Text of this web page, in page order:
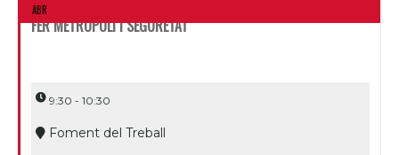
ABR
FER METRÒPOLI I SEGURETAT
9:30 - 10:30
Foment del Treball